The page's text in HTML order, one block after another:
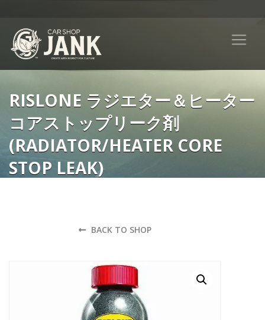
RISLONE ラジエター＆ヒーター
コアストップリーク剤
(RADIATOR/HEATER CORE
STOP LEAK)
BACK TO SHOP